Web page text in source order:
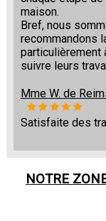
maison.
Bref, nous
recommandons
particulièrement
suivre leurs
Mme W. de
Satisfaite des
NOTRE